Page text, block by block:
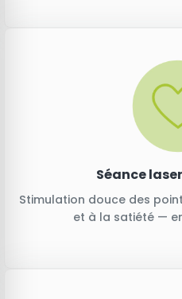
Séance
Stimulation douce des
et à la satiété —